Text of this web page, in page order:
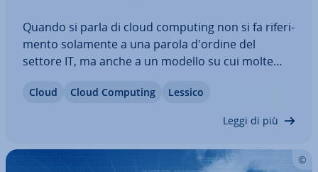
Quando si parla di cloud computing non si fa ri­fe­ri­
men­to solamente a una parola d'ordine del
settore IT, ma anche a un modello su cui molte
Gran parte del­l'in­fra­strut­tu­ra IT non è più gestita a
Cloud Cloud Computing Lessico
Leggi di più